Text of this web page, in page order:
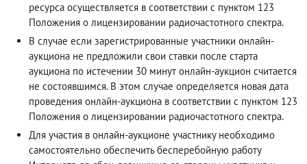
ресурса осуществляется в соответствии с пунктом 123
Положения о лицензировании радиочастотного спектра.
В случае если зарегистрированные участники онлайн-
аукциона не предложили свои ставки после старта
аукциона по истечении 30 минут онлайн-аукцион считается
не состоявшимся. В этом случае определяется новая дата
проведения онлайн-аукциона в соответствии с пунктом 123
Положения о лицензировании радиочастотного спектра.
Для участия в онлайн-аукционе участнику необходимо
самостоятельно обеспечить бесперебойную работу